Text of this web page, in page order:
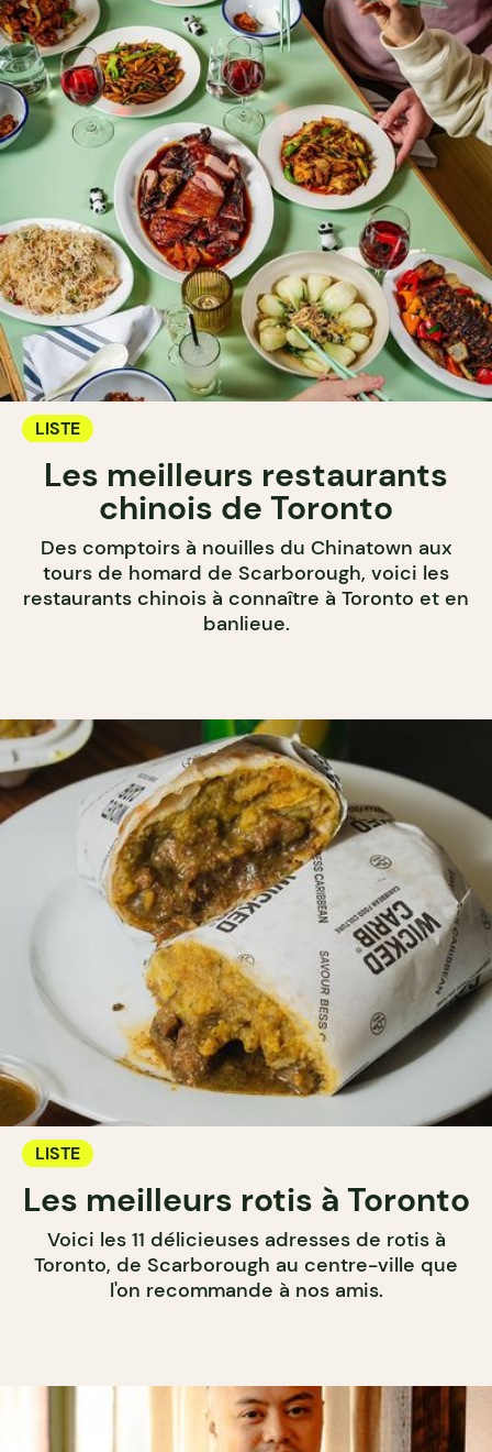
LISTE
Les meilleurs restaurants
chinois de Toronto
Des comptoirs à nouilles du Chinatown aux
tours de homard de Scarborough, voici les
restaurants chinois à connaître à Toronto et en
banlieue.
LISTE
Les meilleurs rotis à Toronto
Voici les 11 délicieuses adresses de rotis à
Toronto, de Scarborough au centre-ville que
l'on recommande à nos amis.